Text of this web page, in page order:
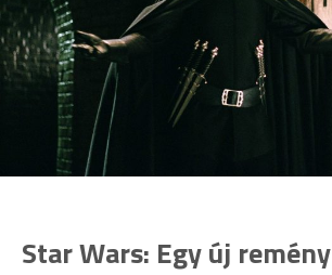
Star Wars: Egy új remény